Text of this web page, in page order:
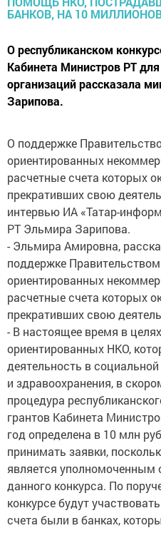
О республиканском
Кабинета Министров РТ
организаций рассказала
Зарипова.
О поддержке
ориентированных
расчетные счета которых
прекративших свою
интервью ИА «Татар-
РТ Эльмира Зарипова.
- Эльмира Амировна,
поддержке
ориентированных
расчетные счета которых
прекративших свою
- В настоящее время в
ориентированных НКО,
деятельность в
и здравоохранения, в
процедура
грантов Кабинета
год определена в 10 млн
принимать заявки,
является уполномоченным
данного конкурса. По
конкурсе будут
счета были в банках,